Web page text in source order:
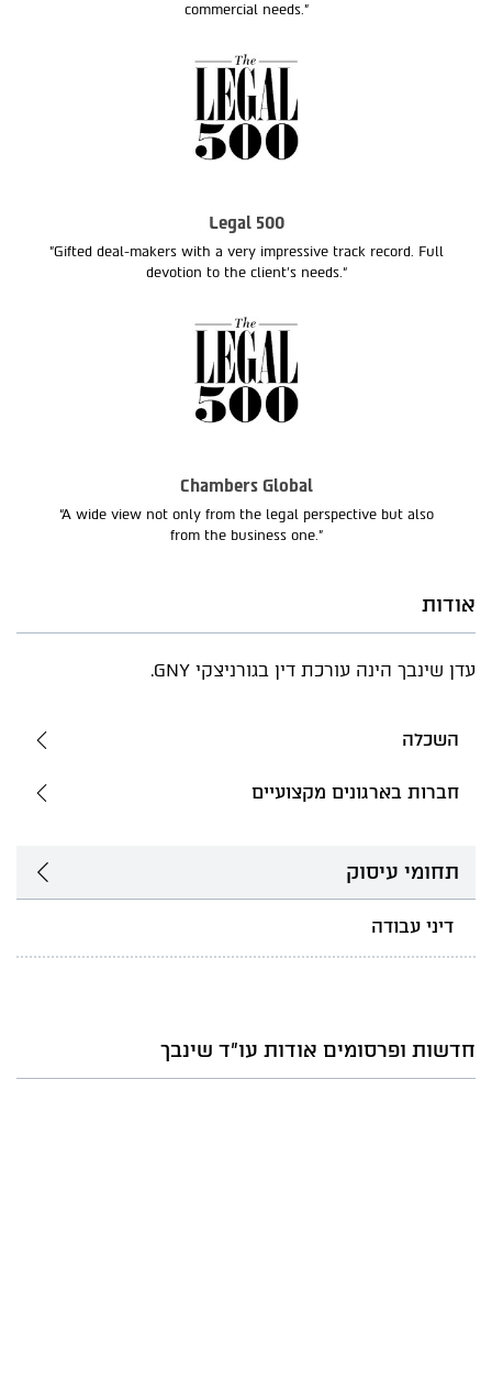
commercial needs."
Legal 500
"Gifted deal-makers with a very impressive track record. Full
devotion to the client’s needs.“
Chambers Global
“A wide view not only from the legal perspective but also
from the business one.”
אודות
עדן שינבך הינה עורכת דין בגורניצקי GNY.
השכלה
חברות בארגונים מקצועיים
תחומי עיסוק
דיני עבודה
חדשות ופרסומים אודות עו"ד שינבך